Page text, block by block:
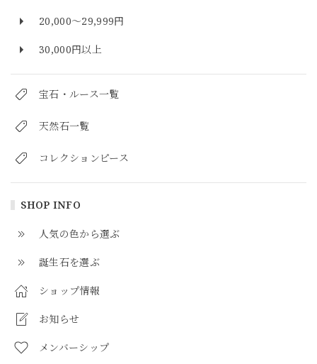
20,000～29,999円
30,000円以上
宝石・ルース一覧
天然石一覧
コレクションピース
SHOP INFO
人気の色から選ぶ
誕生石を選ぶ
ショップ情報
お知らせ
メンバーシップ